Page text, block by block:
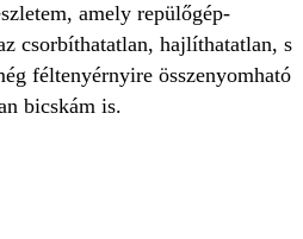
amely repülőgép-
csorbíthatatlan, hajlíthatatlan, s
féltenyérnyire összenyomható
bicskám is.